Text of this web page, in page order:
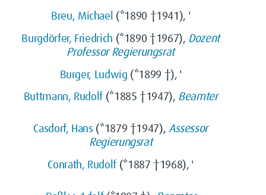
Breu, Michael (*1890 †1941), '
Burgdörfer, Friedrich (*1890 †1967), Dozent
Professor Regierungsrat
Burger, Ludwig (*1899 †), '
Buttmann, Rudolf(*1885 †1947), Beamter
Casdorf, Hans (*1879 †1947), Assessor
Regierungsrat
Conrath, Rudolf (*1887 †1968), '